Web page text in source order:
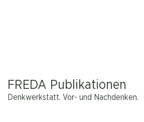
FREDA Publikationen
Denkwerkstatt. Vor- und Nachdenken.